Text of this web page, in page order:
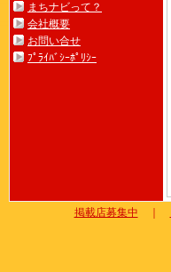
まちナビって？
会社概要
お問い合せ
ﾌﾟﾗｲﾊﾞｼｰﾎﾟﾘｼｰ
掲載店募集中